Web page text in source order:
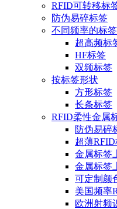
RFID可转移标
防伪易碎标签
不同频率的标签
超高频标
HF标签
双频标签
按标签形状
方形标签
长条标签
RFID柔性金属
防伪易碎
超薄
金属标签
金属标签
可定制颜
美国频率
欧洲射频